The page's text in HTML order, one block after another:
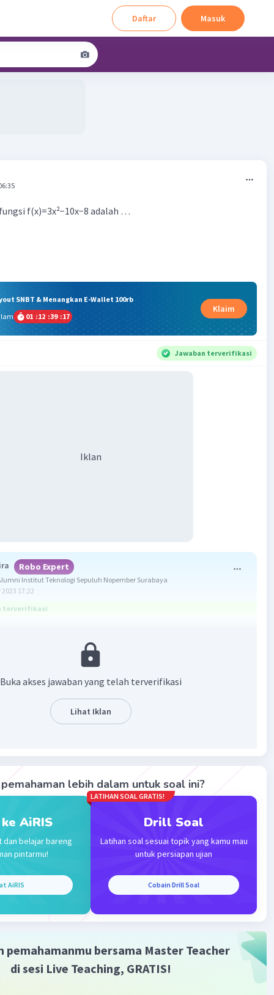
Daftar Masuk
f(x)=3x²−10x−8 adalah …
SNBT & Menangkan E-Wallet 100rb
01 :12 :39 :17
Klaim
Jawaban terverifikasi
Iklan
Robo Expert
Institut Teknologi Sepuluh Nopember Surabaya
17:22
terverifikasi
adalah ax² + bx + c = 0
persamaan kuadrat:
10x - 8
fungsi = ....
- 8
fungsi:
8 = 0 ➡️ a = 3, b = -10, c = -8
Buka akses jawaban yang telah terverifikasi
Lihat Iklan
lebih dalam untuk soal ini?
AiRIS
dan belajar bareng
pintarmu!
AiRIS
LATIHAN SOAL GRATIS!
Drill Soal
Latihan soal sesuai topik yang kamu mau
untuk persiapan ujian
Cobain Drill Soal
pemahamanmu bersama Master Teacher
di sesi Live Teaching, GRATIS!